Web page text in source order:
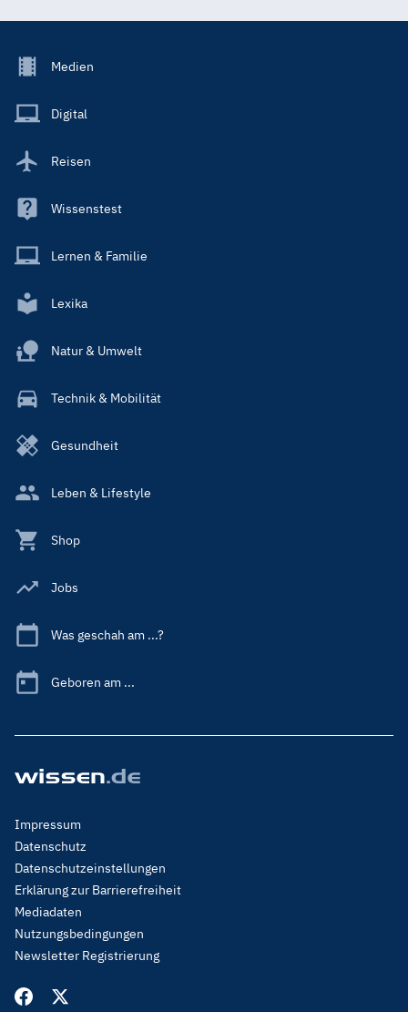
Footer
Main
Medien
Digital
Reisen
Wissenstest
Lernen & Familie
Lexika
Natur & Umwelt
Technik & Mobilität
Gesundheit
Leben & Lifestyle
Shop
Jobs
Was geschah am ...?
Geboren am ...
Footer
Menu
Legal
Impressum
Datenschutz
Datenschutzeinstellungen
Erklärung zur Barrierefreiheit
Mediadaten
Nutzungsbedingungen
Newsletter Registrierung